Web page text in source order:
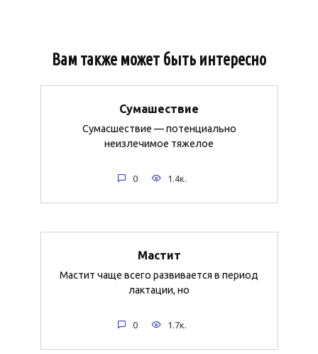
Вам также может быть интересно
Сумашествие
Сумасшествие — потенциально
неизлечимое тяжелое
0 1.4к.
Мастит
Мастит чаще всего развивается в период
лактации, но
0 1.7к.